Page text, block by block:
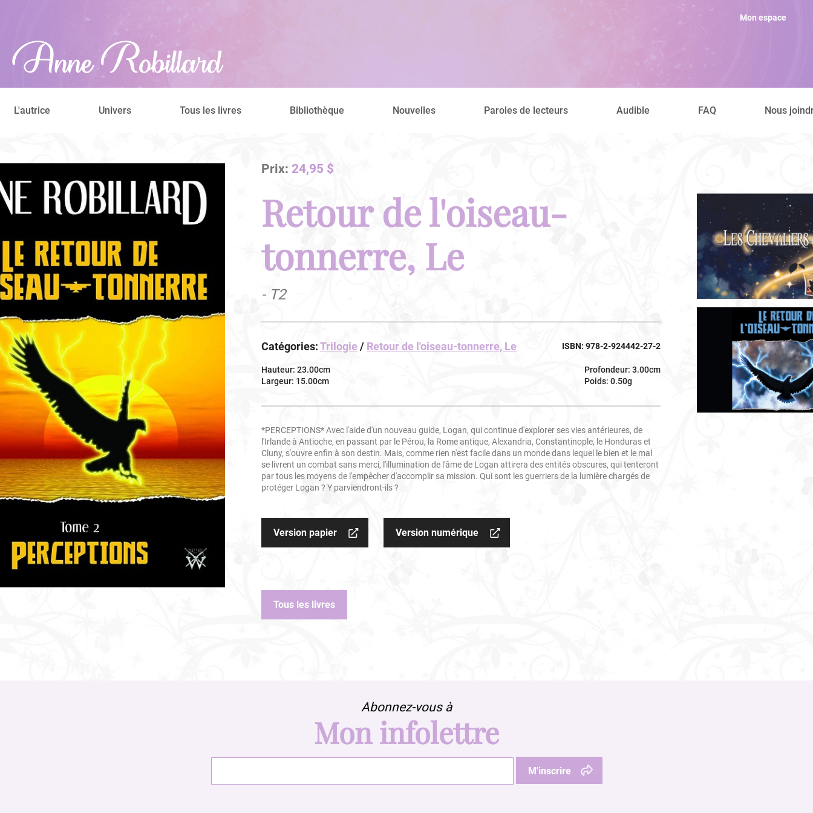
Mon espace
L'autrice Univers Tous les livres Bibliothèque Nouvelles Paroles de lecteurs Audible FAQ Nous
Prix: 24,95 $
Retour de l'oiseau-
tonnerre, Le
- T2
Catégories:Trilogie / Retour de l'oiseau-tonnerre, Le ISBN: 978-2-924442-27-2
Hauteur: 23.00cm
Largeur: 15.00cm
Profondeur: 3.00cm
Poids: 0.50g
*PERCEPTIONS* Avec l'aide d'un nouveau guide, Logan, qui continue d'explorer ses vies antérieures, de
l'Irlande à Antioche, en passant par le Pérou, la Rome antique, Alexandria, Constantinople, le Honduras et
Cluny, s'ouvre enfin à son destin. Mais, comme rien n'est facile dans un monde dans lequel le bien et le mal
se livrent un combat sans merci, l'illumination de l'âme de Logan attirera des entités obscures, qui tenteront
par tous les moyens de l'empêcher d'accomplir sa mission. Qui sont les guerriers de la lumière chargés de
protéger Logan ? Y parviendront-ils ?
Version papier Version numérique
Tous les livres
Abonnez-vous à
Mon infolettre